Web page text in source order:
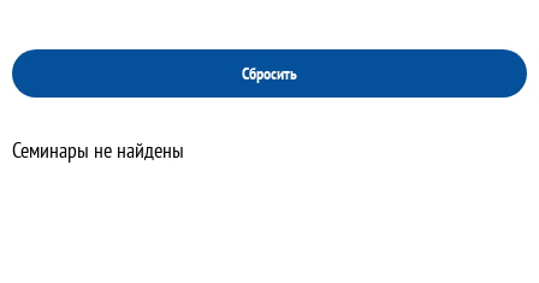
Сбросить
Семинары не найдены